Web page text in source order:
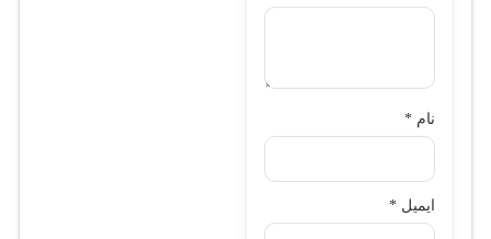
نام *
ایمیل *